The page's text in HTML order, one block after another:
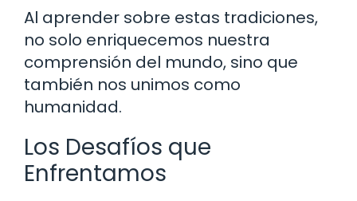
Al aprender sobre estas tradiciones,
no solo enriquecemos nuestra
comprensión del mundo, sino que
también nos unimos como
humanidad.
Los Desafíos que
Enfrentamos